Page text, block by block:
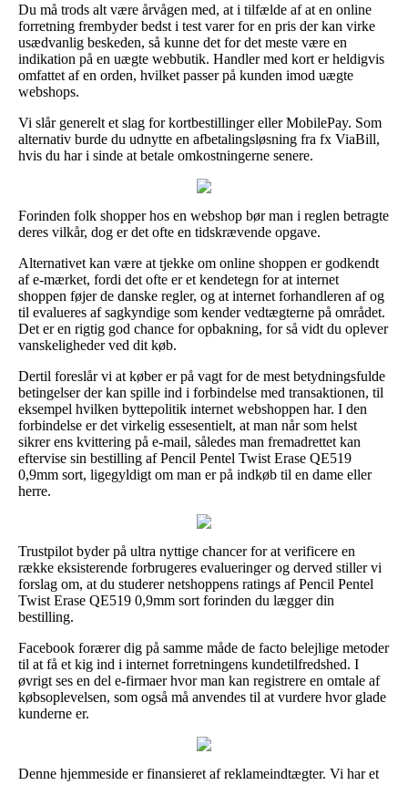
Du må trods alt være årvågen med, at i tilfælde af at en online
forretning frembyder bedst i test varer for en pris der kan virke
usædvanlig beskeden, så kunne det for det meste være en
indikation på en uægte webbutik. Handler med kort er heldigvis
omfattet af en orden, hvilket passer på kunden imod uægte
webshops.
Vi slår generelt et slag for kortbestillinger eller MobilePay. Som
alternativ burde du udnytte en afbetalingsløsning fra fx ViaBill,
hvis du har i sinde at betale omkostningerne senere.
Forinden folk shopper hos en webshop bør man i reglen betragte
deres vilkår, dog er det ofte en tidskrævende opgave.
Alternativet kan være at tjekke om online shoppen er godkendt
af e-mærket, fordi det ofte er et kendetegn for at internet
shoppen føjer de danske regler, og at internet forhandleren af og
til evalueres af sagkyndige som kender vedtægterne på området.
Det er en rigtig god chance for opbakning, for så vidt du oplever
vanskeligheder ved dit køb.
Dertil foreslår vi at køber er på vagt for de mest betydningsfulde
betingelser der kan spille ind i forbindelse med transaktionen, til
eksempel hvilken byttepolitik internet webshoppen har. I den
forbindelse er det virkelig essesentielt, at man når som helst
sikrer ens kvittering på e-mail, således man fremadrettet kan
eftervise sin bestilling af Pencil Pentel Twist Erase QE519
0,9mm sort, ligegyldigt om man er på indkøb til en dame eller
herre.
Trustpilot byder på ultra nyttige chancer for at verificere en
række eksisterende forbrugeres evalueringer og derved stiller vi
forslag om, at du studerer netshoppens ratings af Pencil Pentel
Twist Erase QE519 0,9mm sort forinden du lægger din
bestilling.
Facebook forærer dig på samme måde de facto belejlige metoder
til at få et kig ind i internet forretningens kundetilfredshed. I
øvrigt ses en del e-firmaer hvor man kan registrere en omtale af
købsoplevelsen, som også må anvendes til at vurdere hvor glade
kunderne er.
Denne hjemmeside er finansieret af reklameindtægter. Vi har et